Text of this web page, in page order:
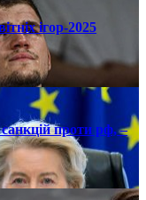
ігор-2025
проти рф, –